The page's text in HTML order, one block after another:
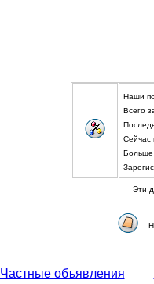
Наши
Всего
Сейчас
Больше
Эти
Частные объявления